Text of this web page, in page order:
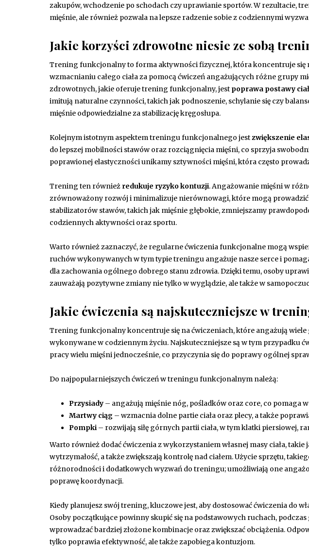
zakupów, wchodzenie po schodach czy uprawianie sportów. W rezultacie,
mięśnie, ale również pozwala na lepsze radzenie sobie z codziennymi
Jakie korzyści zdrowotne niesie ze sobą
Trening funkcjonalny to forma aktywności fizycznej, która koncentruje się
wzmacnianiu całego ciała za pomocą ćwiczeń angażujących różne grupy
zdrowotnych, jakie oferuje trening funkcjonalny, jest poprawa postawy
imitują naturalne czynności, takich jak podnoszenie, schylanie się czy
mięśnie odpowiedzialne za stabilizację kręgosłupa.
Kolejnym istotnym aspektem treningu funkcjonalnego jestzwiększenie
do lepszej mobilności stawów oraz rozciągnięcia mięśni, co sprzyja
poprawionej elastyczności unikamy sztywności mięśni, która często
Trening ten również redukuje ryzyko kontuzji. Angażowanie mięśni w
zrównoważony rozwój i minimalizuje nierównowagi, które mogą
stabilizatorów stawów, takich jak mięśnie głębokie, zmniejszamy
codziennych aktywności oraz sportu.
Warto również zaznaczyć, że regularne ćwiczenia funkcjonalne mogą
ruchów wykonywanych w tym typie treningu angażuje nasze serce i
dla zachowania ogólnego dobrego stanu zdrowia. Dzięki temu, osoby
zauważają pozytywne zmiany nie tylko w wyglądzie, ale także w
Jakie ćwiczenia są najskuteczniejsze w
Trening funkcjonalny koncentruje się na ćwiczeniach, które angażują
wykonywane w codziennym życiu. Najskuteczniejsze są w tym przypadku
pracy wielu mięśni jednocześnie, co przyczynia się do poprawy ogólnej
Do najpopularniejszych ćwiczeń w treningu funkcjonalnym należą:
Przysiady – angażują mięśnie nóg, pośladków oraz core, co pomaga
Martwy ciąg – wzmacnia dolne partie ciała oraz plecy, a także
Pompki – rozwijają siłę górnych partii ciała, w tym klatki piersiowej,
Warto również dodać ćwiczenia z wykorzystaniem własnej masy ciała,
wytrzymałość, a także zwiększają kontrolę nad ciałem. Użycie sprzętu,
różnorodności i dodatkowych wyzwań do treningu; umożliwiają one
poprawę koordynacji.
Kiedy planujesz swój trening, kluczowe jest, aby dostosować ćwiczenia do
Osoby początkujące powinny skupić się na podstawowych ruchach,
wprowadzać bardziej złożone kombinacje oraz zwiększać obciążenia.
tylko poprawia efektywność, ale także zapobiega kontuzjom.